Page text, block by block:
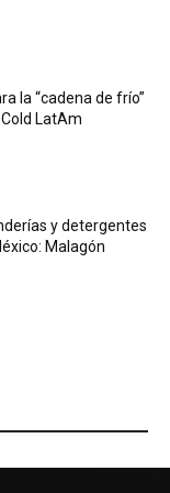
la “cadena de frío”
LatAm
y detergentes
Malagón